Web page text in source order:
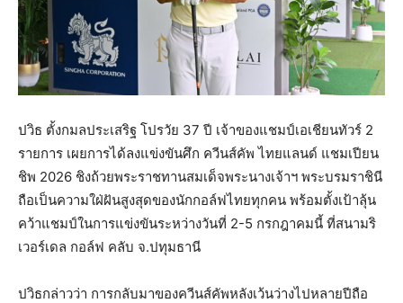
ปวิธ ตั้งกมลประเสริฐ โปรวัย 37 ปี เจ้าของแชมป์เอเชียนทัวร์ 2
รายการ เผยการได้ลงแข่งขันศึก ควีนส์คัพ ไทยแลนด์ แชมเปียน
ชิพ 2026 ชิงถ้วยพระราชทานสมเด็จพระนางเจ้าฯ พระบรมราชินี
ถือเป็นความใฝ่ฝันสูงสุดของนักกอล์ฟไทยทุกคน พร้อมตั้งเป้าลุ้น
คว้าแชมป์ในการแข่งขันระหว่างวันที่ 2-5 กรกฎาคมนี้ ที่สนามริ
เวอร์เดล กอล์ฟ คลับ จ.ปทุมธานี
ปวิธกล่าวว่า การกลับมาของควีนส์คัพหลังเว้นว่างไปหลายปีถือ